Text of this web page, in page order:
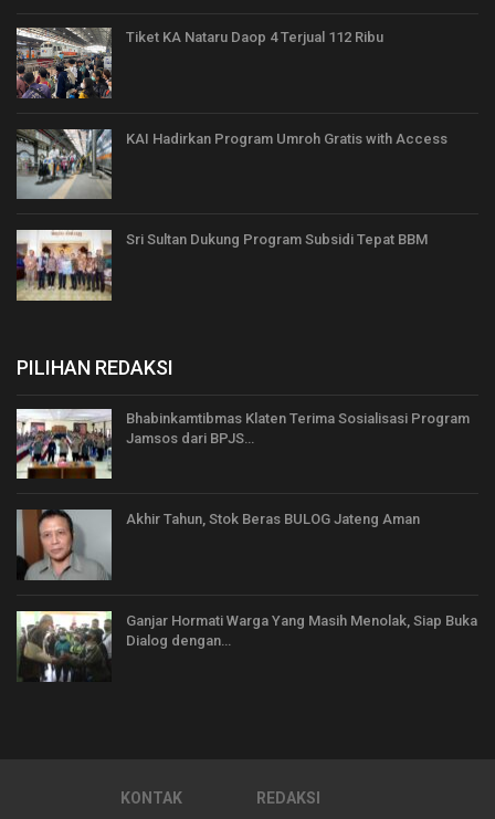
Tiket KA Nataru Daop 4 Terjual 112 Ribu
KAI Hadirkan Program Umroh Gratis with Access
Sri Sultan Dukung Program Subsidi Tepat BBM
PILIHAN REDAKSI
Bhabinkamtibmas Klaten Terima Sosialisasi Program
Jamsos dari BPJS…
Akhir Tahun, Stok Beras BULOG Jateng Aman
Ganjar Hormati Warga Yang Masih Menolak, Siap Buka
Dialog dengan…
KONTAK REDAKSI